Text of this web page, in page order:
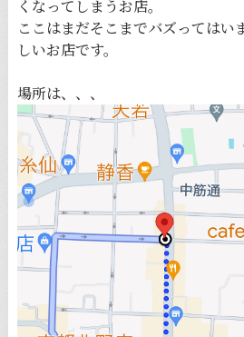
くなってしまうお店。
ここはまだそこまでバズってはい
しいお店です。
場所は、、、